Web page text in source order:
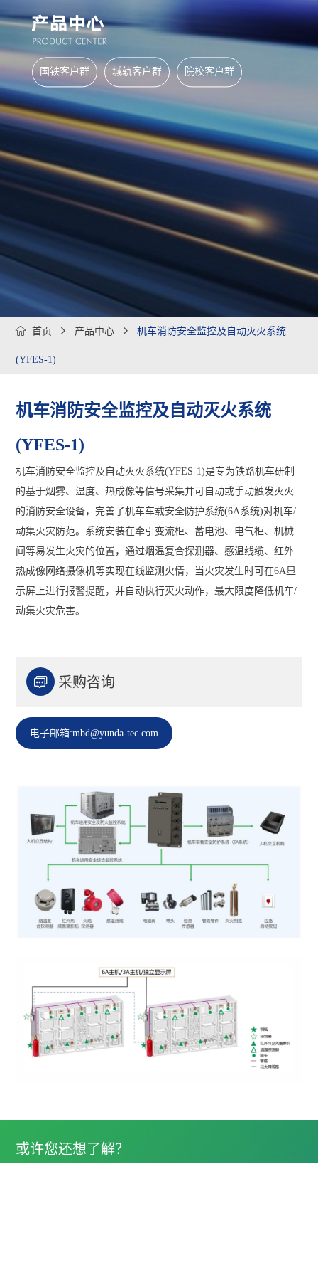
国铁客户群 城轨客户群 院校客户群
 首页  产品中心  机车消防安全监控及自动灭火系统
(YFES-1)
机车消防安全监控及自动灭火系统
(YFES-1)
机车消防安全监控及自动灭火系统(YFES-1)是专为铁路机车研制
的基于烟雾、温度、热成像等信号采集并可自动或手动触发灭火
的消防安全设备，完善了机车车载安全防护系统(6A系统)对机车/
动集火灾防范。系统安装在牵引变流柜、蓄电池、电气柜、机械
间等易发生火灾的位置，通过烟温复合探测器、感温线缆、红外
热成像网络摄像机等实现在线监测火情，当火灾发生时可在6A显
示屏上进行报警提醒，并自动执行灭火动作，最大限度降低机车/
动集火灾危害。
 采购咨询
电子邮箱:mbd@yunda-tec.com
或许您还想了解？